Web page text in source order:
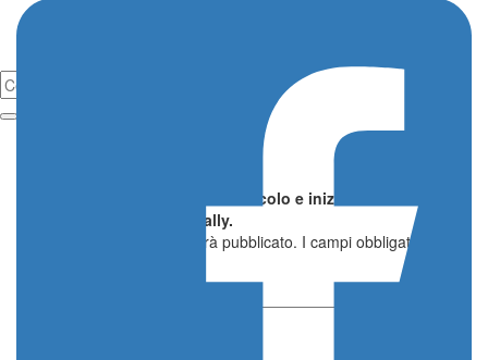
Lascia il primo commento all’articolo e inizia la
conversazione su Italia Rally.
Il tuo indirizzo email non sarà pubblicato. I campi obbligatori sono